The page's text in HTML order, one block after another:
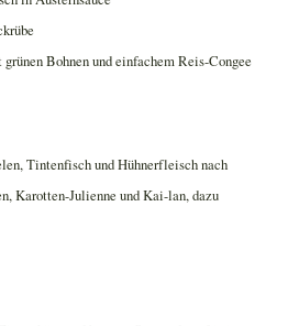
Bohnen und einfachem Reis-Congee
Tintenfisch und Hühnerfleisch nach
Karotten-Julienne und Kai-lan, dazu